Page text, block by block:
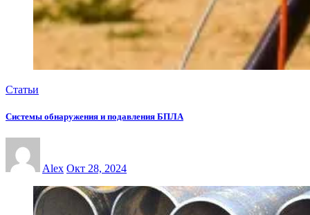
Статьи
Системы обнаружения и подавления БПЛА
Alex Окт 28, 2024